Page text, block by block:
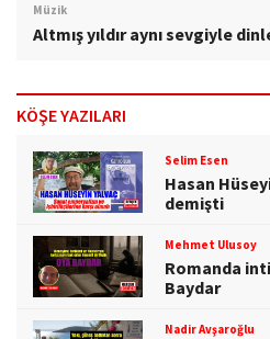
Müzik
Altmış yıldır aynı sevgiyle
KÖŞE YAZILARI
Selim Esen
Hasan
demişti
Mehmet Ulusoy
Romanda
Baydar
Nadir Avşaroğlu